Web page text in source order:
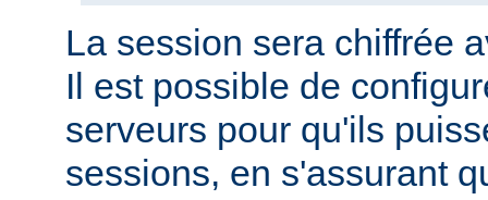
La session sera chiffrée
Il est possible de
serveurs pour qu'ils
sessions, en s'assurant